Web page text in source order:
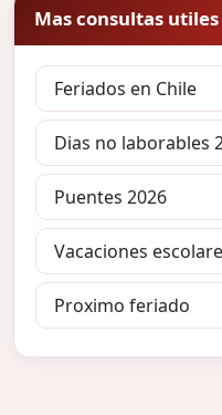
Mas consultas utiles
Feriados en Chile
Dias no laborables
Puentes 2026
Vacaciones
Proximo feriado